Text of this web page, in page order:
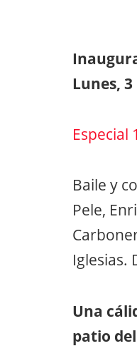
Lunes,
Especial
Baile y
Pele,
Iglesias.
Una
patio